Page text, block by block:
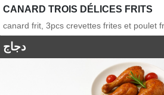
CANARD TROIS DÉLICES FRITS
canard frit, 3pcs crevettes frites et poulet
دجاج